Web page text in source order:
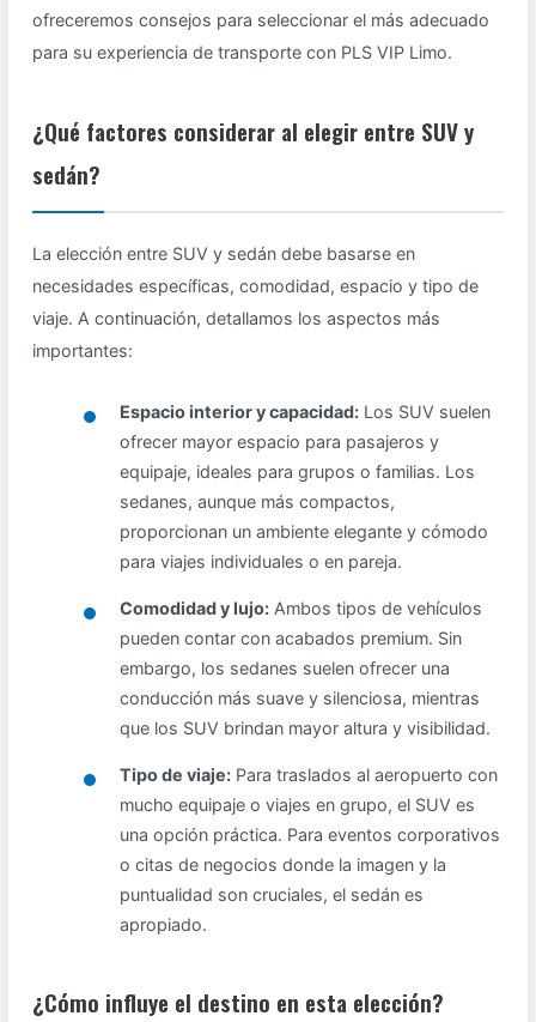
ofreceremos consejos para seleccionar el más adecuado
para su experiencia de transporte con PLS VIP Limo.
¿Qué factores considerar al elegir entre SUV y
sedán?
La elección entre SUV y sedán debe basarse en
necesidades específicas, comodidad, espacio y tipo de
viaje. A continuación, detallamos los aspectos más
importantes:
Espacio interior y capacidad: Los SUV suelen
ofrecer mayor espacio para pasajeros y
equipaje, ideales para grupos o familias. Los
sedanes, aunque más compactos,
proporcionan un ambiente elegante y cómodo
para viajes individuales o en pareja.
Comodidad y lujo: Ambos tipos de vehículos
pueden contar con acabados premium. Sin
embargo, los sedanes suelen ofrecer una
conducción más suave y silenciosa, mientras
que los SUV brindan mayor altura y visibilidad.
Tipo de viaje: Para traslados al aeropuerto con
mucho equipaje o viajes en grupo, el SUV es
una opción práctica. Para eventos corporativos
o citas de negocios donde la imagen y la
puntualidad son cruciales, el sedán es
apropiado.
¿Cómo influye el destino en esta elección?